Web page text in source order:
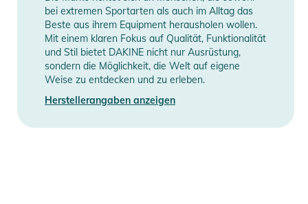
- 4 aktive und 7 passive Belüftungsöffnungen
Produktinformationen und
Sicherheitshinweise
Gebrauchsanweisungen, Sicherheitshinweise und Warnungen
finden Sie direkt am Produkt.
bei extremen Sportarten als auch im Alltag das
Beste aus ihrem Equipment herausholen wollen.
Mit einem klaren Fokus auf Qualität, Funktionalität
und Stil bietet DAKINE nicht nur Ausrüstung,
sondern die Möglichkeit, die Welt auf eigene
Weise zu entdecken und zu erleben.
Herstellerangaben anzeigen